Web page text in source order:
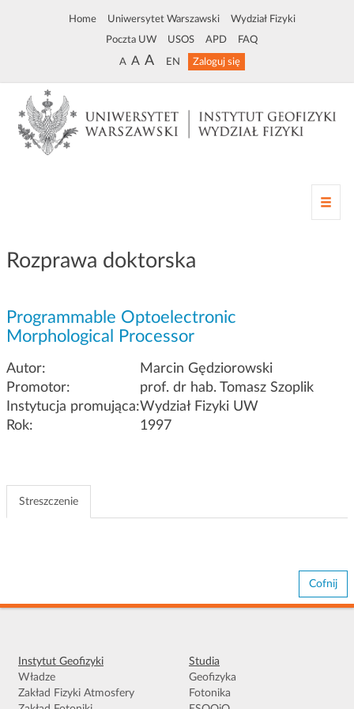
Home Uniwersytet Warszawski Wydział Fizyki
Poczta UW USOS APD FAQ
A A A EN Zaloguj się
Z
m
Rozprawa doktorska
Programmable Optoelectronic
Morphological Processor
Autor:
Promotor:
Instytucja promująca:
Rok:
Marcin Gędziorowski
prof. dr hab. Tomasz Szoplik
Wydział Fizyki UW
1997
Streszczenie
Cofnij
Instytut Geofizyki
Władze
Zakład Fizyki Atmosfery
Studia
Geofizyka
Fotonika